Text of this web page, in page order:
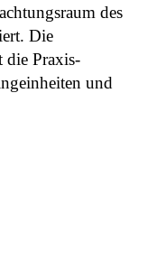
des
Die
die Praxis-
und